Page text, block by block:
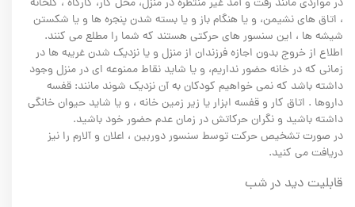
، اتاق های نشیمن، و یا هنگام باز و یا بسته شدن پنجره ها و یا شکستن
شیشه ها ، این سنسور های حرکتی هستند که شما را مطلع می کنند.
اطلاع از خروج بدون اجازه فرزندان از منزل و یا نزدیک شدن غریبه ها در
زمانی که در خانه حضور نداریم، و یا شاید نقاط ممنوعه ای در منزل وجود
داشته باشد که نمی خواهیم کودکان به آن نزدیک شوند مانند: قفسه
داروها . اتاق کار و قفسه ابزار یا زیر زمین خانه ، و یا شاید حیوان خانگی
داشته باشید و نگران حرکاتش در زمان عدم حضور خود باشید.
در صورت تشخیص حرکت توسط سنسور دوربین ، اعلان و آلارم را نیز
دریافت می کنید.
قابلیت دید در شب